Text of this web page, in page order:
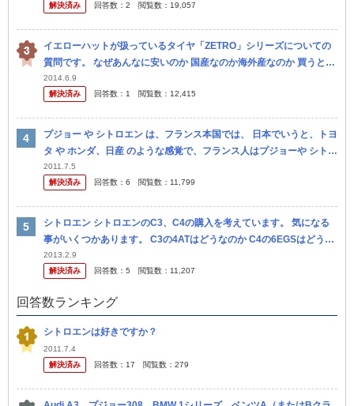
解決済み
回答数： 2 閲覧数： 19,057
イエローハットが扱っているタイヤ「ZETRO」シリーズについての
質問です。 なぜあんなに安いのか 国産なのか海外産なのか 買うとす
ればC4とS4のどちらを買うべきか 買う時の注意点 など...
2014.6.9
解決済み
回答数： 1 閲覧数： 12,415
プジョー や シトロエン は、フランス本国では、 日本でいうと、トヨ
タ や ホンダ、日産 のような感覚で、フランス人はプジョーや シトロ
エン を買っていますか？ それとも、少し感覚が違っていて、 そ
2011.7.5
解決済み
回答数： 6 閲覧数： 11,799
シトロエン シトロエンのC3、C4の購入を考えています。 気になる
事がいくつかあります。 C3の4ATはどうなのか C4の6EGSはどうな
のか それぞれの乗り心地 運転のしやすさ ...
2013.2.9
解決済み
回答数： 5 閲覧数： 11,207
回答数ランキング
シトロエンは好きですか？
2011.7.4
解決済み
回答数： 17 閲覧数： 279